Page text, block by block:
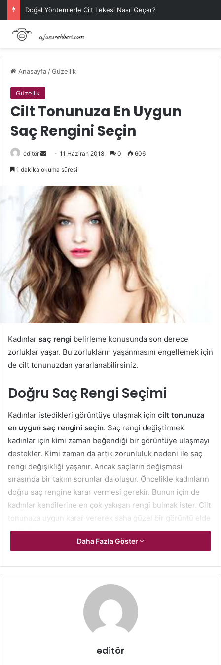
Doğal Yöntemlerle Cilt Lekesi Nasıl Geçer?
Anasayfa /Güzellik
Güzellik
Cilt Tonunuza En Uygun
Saç Rengini Seçin
editör
Bir
göndermek
11 Haziran 2018 0 606
1 dakika okuma süresi
Kadınlar saç rengi belirleme konusunda son derece
zorluklar yaşar. Bu zorlukların yaşanmasını engellemek için
de cilt tonunuzdan yararlanabilirsiniz.
Doğru Saç Rengi Seçimi
Kadınlar istedikleri görüntüye ulaşmak için cilt tonunuza
en uygun saç rengini seçin. Saç rengi değiştirmek
kadınlar için kimi zaman beğendiği bir görüntüye ulaşmayı
destekler. Kimi zaman da artık zorunluluk nedeni ile saç
rengi değişikliği yaşanır. Ancak saçların değişmesi
sırasında bir takım sorunlar da oluşur. Öncelikle kadınların
doğru saç rengine karar vermesi gerekir. Bunun için de
kadınlar kendilerine en çok yakışan rengi bulmak ister. Cilt
tonunuza uygun karar vererek saha güzel bir görüntü elde
edebilirsiniz.
Daha Fazla Göster
editör